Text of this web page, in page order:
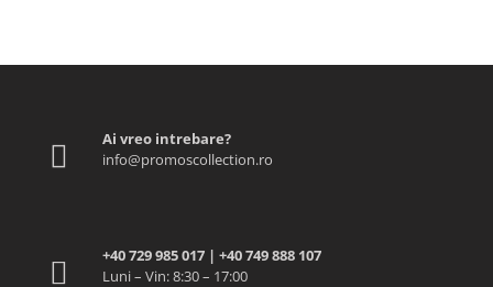
Ai vreo intrebare?
info@promoscollection.ro
+40 729 985 017 | +40 749 888 107
Luni – Vin: 8:30 – 17:00